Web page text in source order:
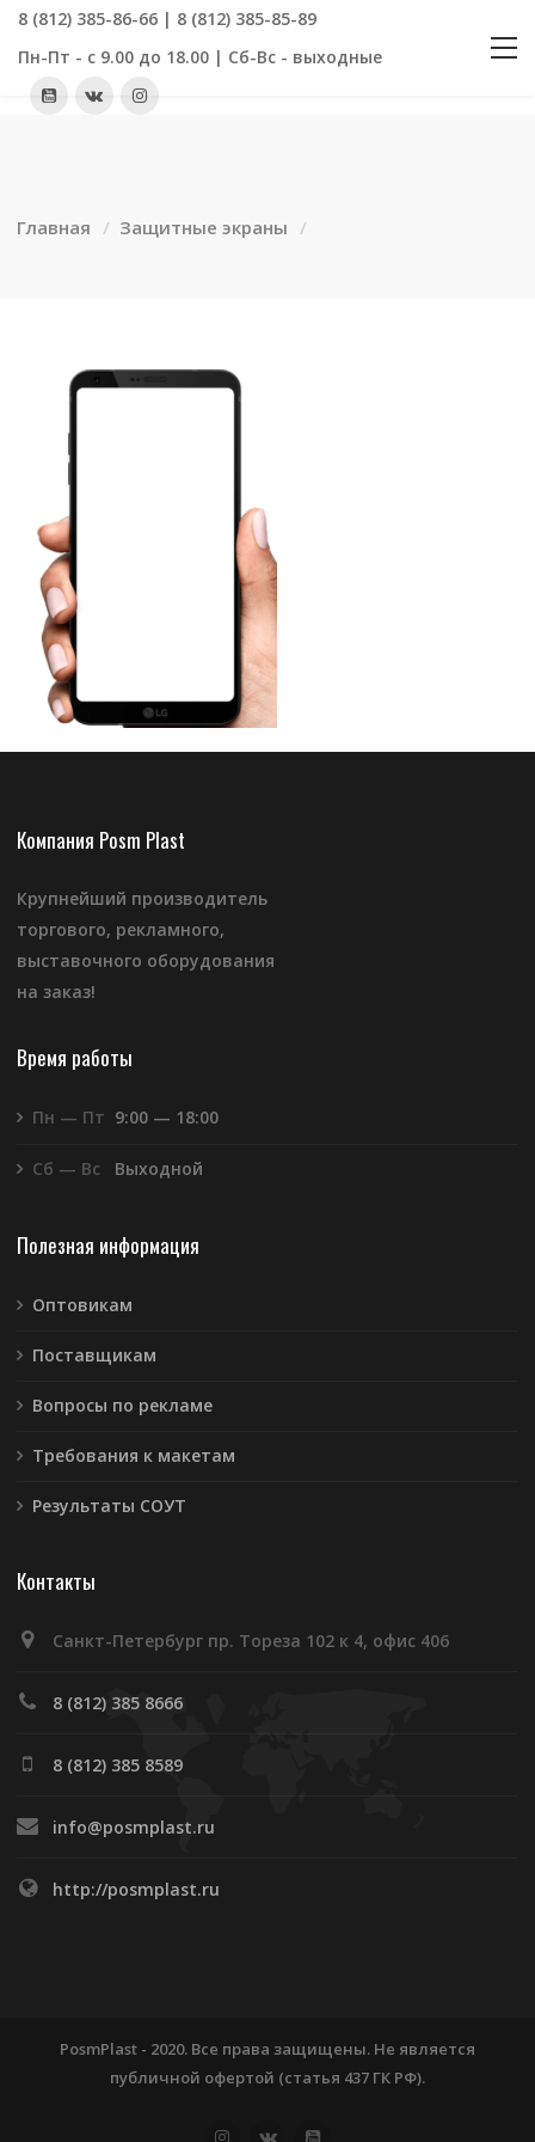
8 (812) 385-86-66 | 8 (812) 385-85-89
Пн-Пт - с 9.00 до 18.00 | Сб-Вс - выходные
Главная Защитные экраны
Компания Posm Plast
Крупнейший производитель
торгового, рекламного,
выставочного оборудования
на заказ!
Время работы
Пн — Пт 9:00 — 18:00
Сб — Вс Выходной
Полезная информация
Оптовикам
Поставщикам
Вопросы по рекламе
Требования к макетам
Результаты СОУТ
Контакты
Санкт-Петербург пр. Тореза 102 к 4, офис 406
8 (812) 385 8666
8 (812) 385 8589
info@posmplast.ru
http://posmplast.ru
PosmPlast - 2020. Все права защищены. Не является
публичной офертой (статья 437 ГК РФ).